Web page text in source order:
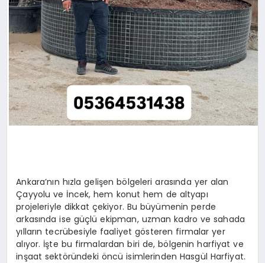
Ankara’nın hızla gelişen bölgeleri arasında yer alan
Çayyolu ve İncek, hem konut hem de altyapı
projeleriyle dikkat çekiyor. Bu büyümenin perde
arkasında ise güçlü ekipman, uzman kadro ve sahada
yılların tecrübesiyle faaliyet gösteren firmalar yer
alıyor. İşte bu firmalardan biri de, bölgenin harfiyat ve
inşaat sektöründeki öncü isimlerinden Hasgül Harfiyat.